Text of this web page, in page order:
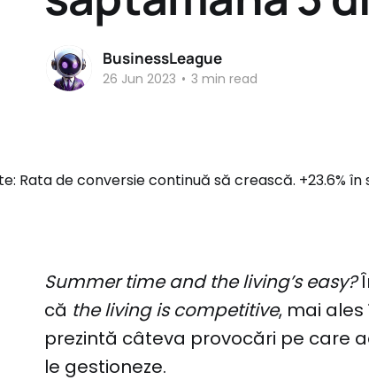
BusinessLeague
26 Jun 2023 • 3 min read
Summer time and the living’s easy?
că the living is competitive, mai
prezintă câteva provocări pe care
le gestioneze.